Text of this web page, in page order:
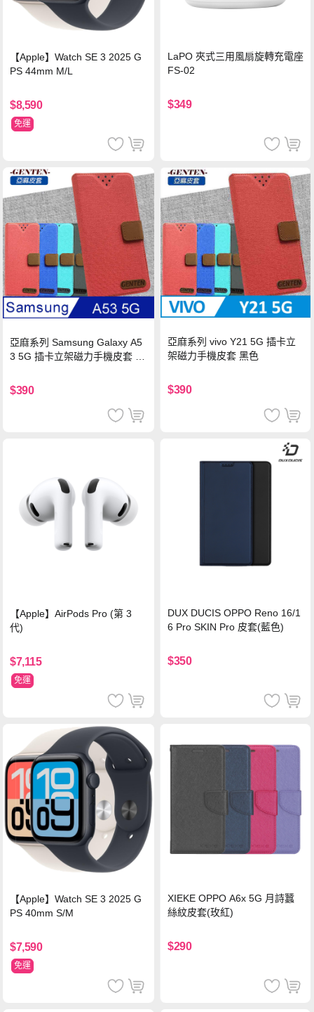
【Apple】Watch SE 3 2025 G
PS 44mm M/L
$8,590
免運
LaPO 夾式三用風扇旋轉充電座
FS-02
$349
亞麻系列 Samsung Galaxy A5
3 5G 插卡立架磁力手機皮套 藍
$390
亞麻系列 vivo Y21 5G 插卡立
架磁力手機皮套 黑色
$390
【Apple】AirPods Pro (第 3
代)
$7,115
免運
DUX DUCIS OPPO Reno 16/1
6 Pro SKIN Pro 皮套(藍色)
$350
【Apple】Watch SE 3 2025 G
PS 40mm S/M
$7,590
免運
XIEKE OPPO A6x 5G 月詩蠶
絲紋皮套(玫紅)
$290